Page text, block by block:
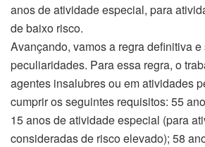
anos de atividade especial, para
de baixo risco.
Avançando, vamos a regra definitiva e
peculiaridades. Para essa regra, o
agentes insalubres ou em atividades
cumprir os seguintes requisitos: 55
15 anos de atividade especial (para
consideradas de risco elevado); 58